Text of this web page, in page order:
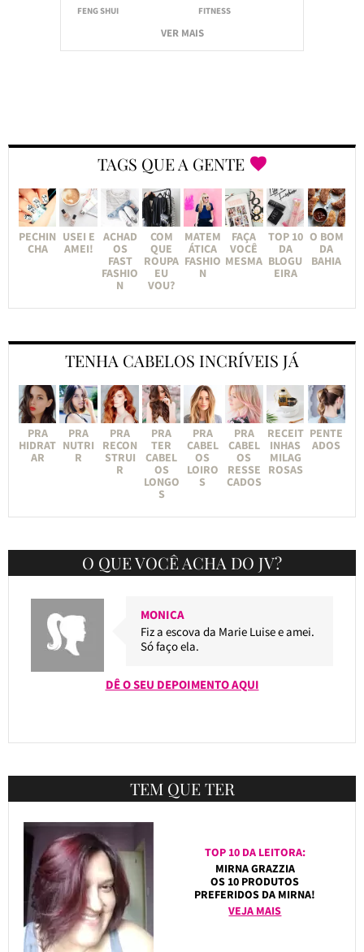
FENG SHUI
FITNESS
VER MAIS
TAGS QUE A GENTE
PECHIN
CHA
USEI E
AMEI!
ACHAD
OS
FAST
FASHIO
N
COM
QUE
ROUPA
EU
VOU?
MATEM
ÁTICA
FASHIO
N
FAÇA
VOCÊ
MESMA
TOP 10
DA
BLOGU
EIRA
O BOM
DA
BAHIA
TENHA CABELOS INCRÍVEIS JÁ
PRA
HIDRAT
AR
PRA
NUTRI
R
PRA
RECON
STRUI
R
PRA
TER
CABEL
OS
LONGO
S
PRA
CABEL
OS
LOIRO
S
PRA
CABEL
OS
RESSE
CADOS
RECEIT
INHAS
MILAG
ROSAS
PENTE
ADOS
O QUE VOCÊ ACHA DO JV?
MONICA
Fiz a escova da Marie Luise e amei.
Só faço ela.
DÊ O SEU DEPOIMENTO AQUI
TEM QUE TER
TOP 10 DA LEITORA:
MIRNA GRAZZIA
OS 10 PRODUTOS
PREFERIDOS DA MIRNA!
VEJA MAIS